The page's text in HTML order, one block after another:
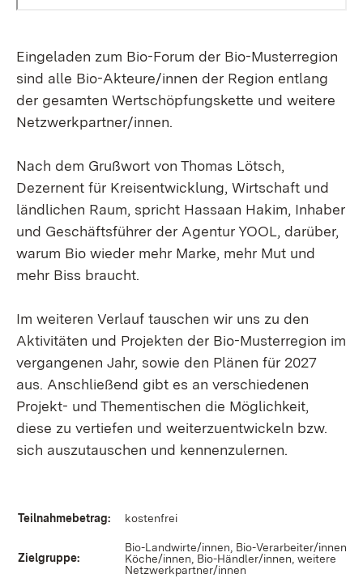
Eingeladen zum Bio-Forum der Bio-Musterregion
sind alle Bio-Akteure/innen der Region entlang
der gesamten Wertschöpfungskette und weitere
Netzwerkpartner/innen.
Nach dem Grußwort von Thomas Lötsch,
Dezernent für Kreisentwicklung, Wirtschaft und
ländlichen Raum, spricht Hassaan Hakim, Inhaber
und Geschäftsführer der Agentur YOOL, darüber,
warum Bio wieder mehr Marke, mehr Mut und
mehr Biss braucht.
Im weiteren Verlauf tauschen wir uns zu den
Aktivitäten und Projekten der Bio-Musterregion im
vergangenen Jahr, sowie den Plänen für 2027
aus. Anschließend gibt es an verschiedenen
Projekt- und Thementischen die Möglichkeit,
diese zu vertiefen und weiterzuentwickeln bzw.
sich auszutauschen und kennenzulernen.
Teilnahmebetrag: kostenfrei
Zielgruppe:
Bio-Landwirte/innen, Bio-Verarbeiter/innen,
Köche/innen, Bio-Händler/innen, weitere
Netzwerkpartner/innen